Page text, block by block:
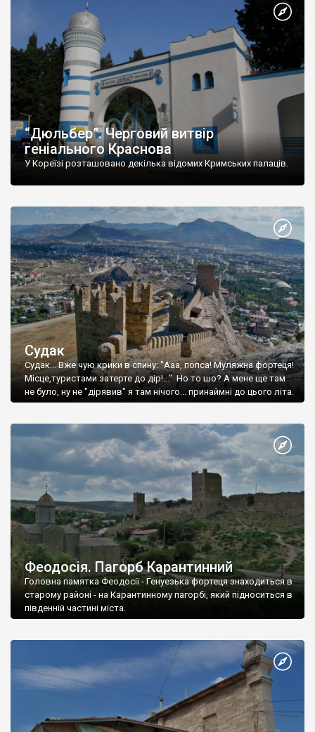
“Дюльбер”. Черговий витвір
геніального Краснова
У Кореїзі розташовано декілька відомих Кримських палаців.
Судак
Судак... Вже чую крики в спину: "Ааа, попса! Муляжна фортеця!
Місце,туристами затерте до дір!..." Но то шо? А мене ще там
не було, ну не "дірявив" я там нічого... принаймні до цього літа.
Феодосія. Пагорб Карантинний
Головна памятка Феодосії - Генуезька фортеця знаходиться в
старому районі - на Карантинному пагорбі, який підноситься в
південній частині міста.